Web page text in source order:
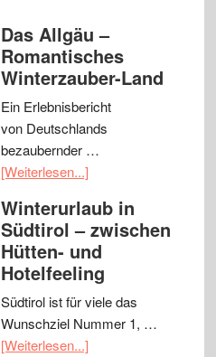
Das Allgäu –
Romantisches
Winterzauber-Land
Ein Erlebnisbericht
von Deutschlands
bezaubernder …
[Weiterlesen...]
Winterurlaub in
Südtirol – zwischen
Hütten- und
Hotelfeeling
Südtirol ist für viele das
Wunschziel Nummer 1, …
[Weiterlesen...]